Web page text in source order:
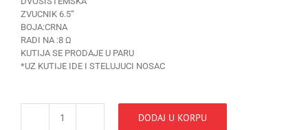
ZVUCNIK 6.5“
BOJA:CRNA
RADI NA :8 Ω
KUTIJA SE PRODAJE U PARU
*UZ KUTIJE IDE I STELUJUCI NOSAC
ZVUCNA
DODAJ U KORPU